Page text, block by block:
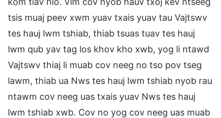
tsis muaj peev xwm yuav txais yuav tau Vajtswv
tes hauj lwm tshiab, thiab tsuas tuav tes hauj
lwm qub yav tag los khov kho xwb, yog li ntawd
Vajtswv thiaj li muab cov neeg no tso pov tseg
lawm, thiab ua Nws tes hauj lwm tshiab nyob rau
ntawm cov neeg uas txais yuav Nws tes hauj
lwm tshiab xwb. Cov no yog cov neeg uas muab